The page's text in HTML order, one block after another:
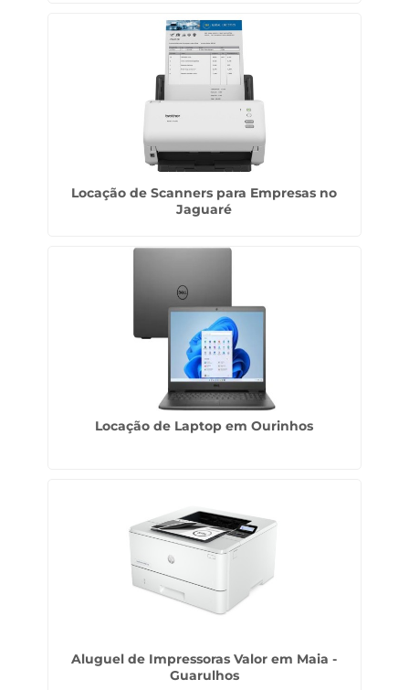
Locação de Scanners para Empresas no
Jaguaré
Locação de Laptop em Ourinhos
Aluguel de Impressoras Valor em Maia -
Guarulhos